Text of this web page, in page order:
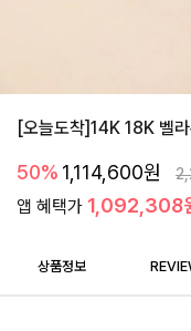
[오늘도착]14K 18K 벨
50% 1,114,600원
앱 혜택가 1,092,308
상품정보